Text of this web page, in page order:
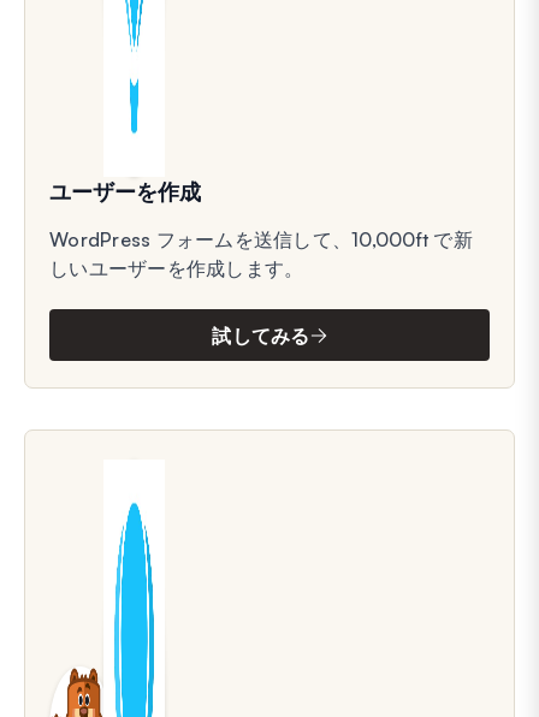
ユーザーを作成
WordPress フォームを送信して、10,000ft で新
しいユーザーを作成します。
試してみる